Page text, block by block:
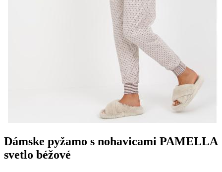
Dámske pyžamo s nohavicami PAMELLA
svetlo béžové